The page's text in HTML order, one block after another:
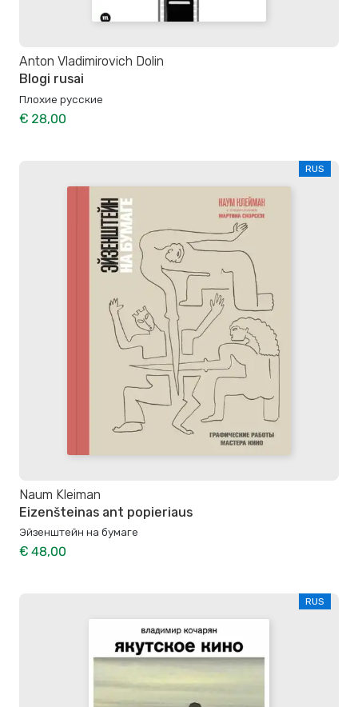
Anton Vladimirovich Dolin
Blogi rusai
Плохие русские
€ 28,00
RUS
Naum Kleiman
Eizenšteinas ant popieriaus
Эйзенштейн на бумаге
€ 48,00
RUS